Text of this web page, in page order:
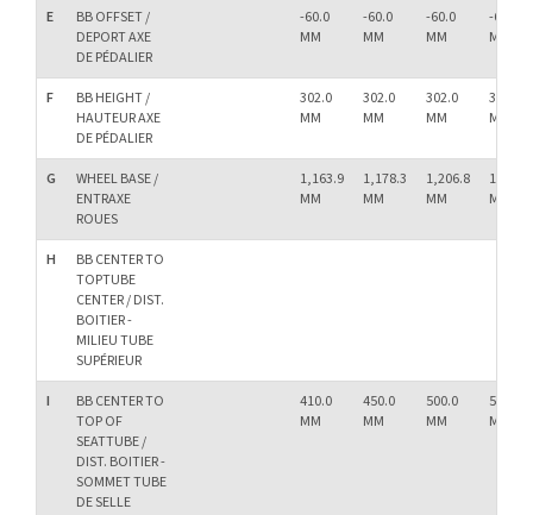
E
BB OFFSET /
DEPORT AXE
DE PÉDALIER
-60.0
MM
-60.0
MM
-60.0
MM
-60.0
MM
F
BB HEIGHT /
HAUTEUR AXE
DE PÉDALIER
302.0
MM
302.0
MM
302.0
MM
302.0
MM
G
WHEEL BASE /
ENTRAXE
ROUES
1,163.9
MM
1,178.3
MM
1,206.8
MM
1,221.0
MM
H
BB CENTER TO
TOPTUBE
CENTER / DIST.
BOITIER -
MILIEU TUBE
SUPÉRIEUR
I
BB CENTER TO
TOP OF
SEATTUBE /
DIST. BOITIER -
SOMMET TUBE
DE SELLE
410.0
MM
450.0
MM
500.0
MM
550.0
MM